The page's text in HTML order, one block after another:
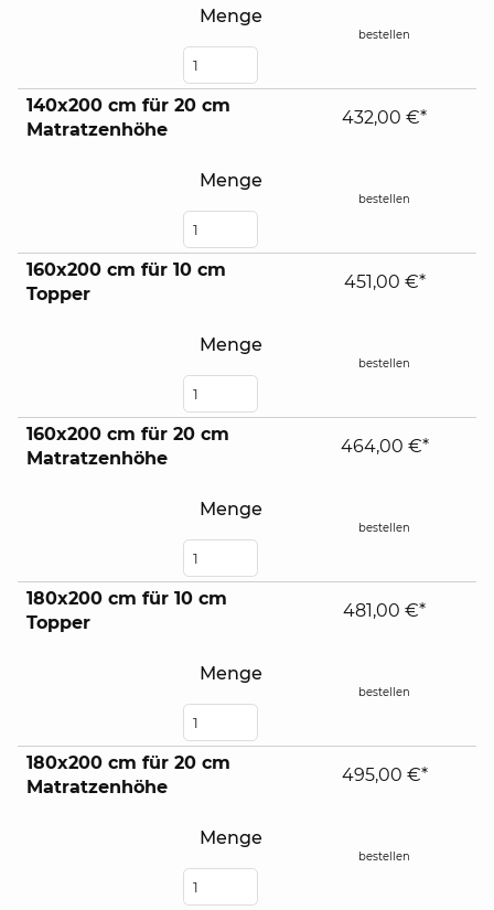
Menge
bestellen
140x200 cm für 20 cm
Matratzenhöhe
Menge
432,00 €*
bestellen
160x200 cm für 10 cm
Topper
Menge
451,00 €*
bestellen
160x200 cm für 20 cm
Matratzenhöhe
Menge
464,00 €*
bestellen
180x200 cm für 10 cm
Topper
Menge
481,00 €*
bestellen
180x200 cm für 20 cm
Matratzenhöhe
Menge
495,00 €*
bestellen